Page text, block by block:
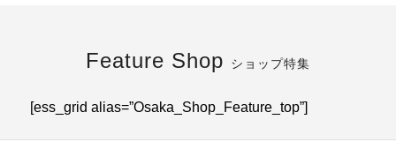
Feature Shop ショップ特集
[ess_grid alias=”Osaka_Shop_Feature_top”]